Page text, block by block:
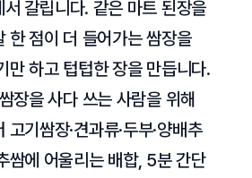
서 갈립니다. 같은 마트 된장을
한 점이 더 들어가는 쌈장을
만 하고 텁텁한 장을 만듭니다.
장을 사다 쓰는 사람을 위해
기쌈장·견과류·두부·양배추
쌈에 어울리는 배합, 5분 간단